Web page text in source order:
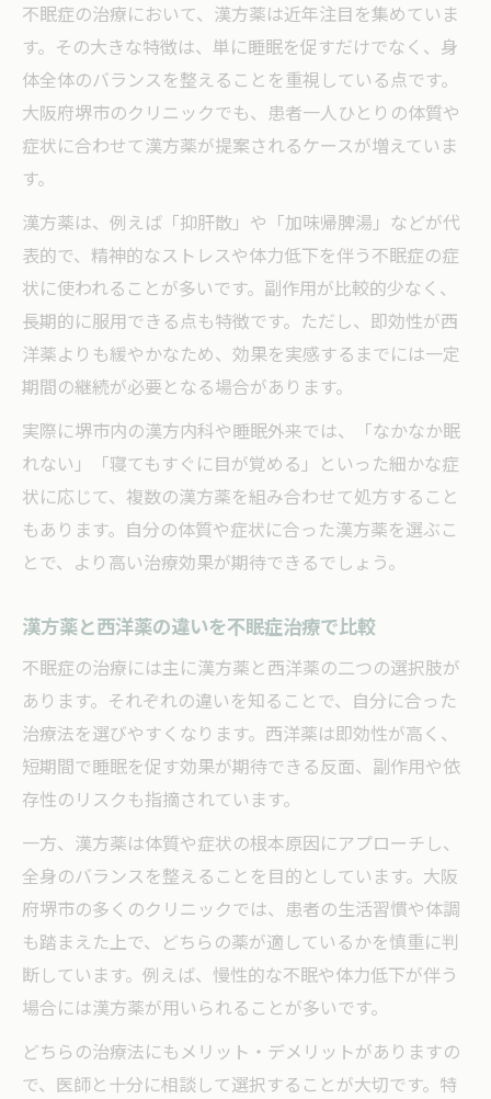
不眠症の治療において、漢方薬は近年注目を集めていま
す。その大きな特徴は、単に睡眠を促すだけでなく、身
体全体のバランスを整えることを重視している点です。
大阪府堺市のクリニックでも、患者一人ひとりの体質や
症状に合わせて漢方薬が提案されるケースが増えていま
す。
漢方薬は、例えば「抑肝散」や「加味帰脾湯」などが代
表的で、精神的なストレスや体力低下を伴う不眠症の症
状に使われることが多いです。副作用が比較的少なく、
長期的に服用できる点も特徴です。ただし、即効性が西
洋薬よりも緩やかなため、効果を実感するまでには一定
期間の継続が必要となる場合があります。
実際に堺市内の漢方内科や睡眠外来では、「なかなか眠
れない」「寝てもすぐに目が覚める」といった細かな症
状に応じて、複数の漢方薬を組み合わせて処方すること
もあります。自分の体質や症状に合った漢方薬を選ぶこ
とで、より高い治療効果が期待できるでしょう。
漢方薬と西洋薬の違いを不眠症治療で比較
不眠症の治療には主に漢方薬と西洋薬の二つの選択肢が
あります。それぞれの違いを知ることで、自分に合った
治療法を選びやすくなります。西洋薬は即効性が高く、
短期間で睡眠を促す効果が期待できる反面、副作用や依
存性のリスクも指摘されています。
一方、漢方薬は体質や症状の根本原因にアプローチし、
全身のバランスを整えることを目的としています。大阪
府堺市の多くのクリニックでは、患者の生活習慣や体調
も踏まえた上で、どちらの薬が適しているかを慎重に判
断しています。例えば、慢性的な不眠や体力低下が伴う
場合には漢方薬が用いられることが多いです。
どちらの治療法にもメリット・デメリットがありますの
で、医師と十分に相談して選択することが大切です。特